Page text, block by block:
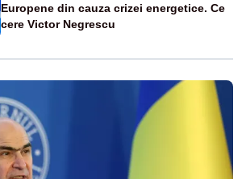
Europene din cauza crizei energetice. Ce
cere Victor Negrescu